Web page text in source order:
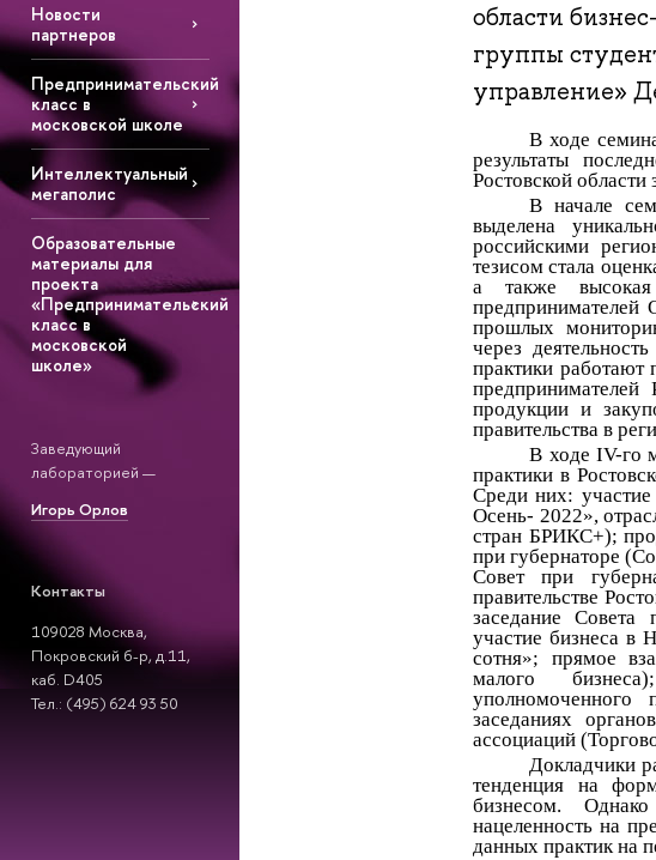
Новости
партнеров
Предпринимательский
класс в
московской школе
Интеллектуальный
мегаполис
Образовательные
материалы для
проекта
«Предпринимательский
класс в
московской
школе»
Заведующий
лабораторией —
Игорь Орлов
Контакты
109028 Москва,
Покровский б-р, д.11,
каб. D405
Тел.: (495) 624 93 50
области
группы
управление»
В ходе
результаты
Ростовской
В начале
выделена
российскими
тезисом стала
а также
предпринимателей
прошлых
через
практики работают
продукции и
правительства в
В ходе IV-го
практики в
Среди них: участие
Осень- 2022»,
стран БРИКС+);
при губернаторе
Совет при
правительстве
заседание Совета
участие бизнеса в
сотня»; прямое
малого
уполномоченного
заседаниях
ассоциаций
Докладчики
тенденция на
бизнесом.
нацеленность на
данных практик на